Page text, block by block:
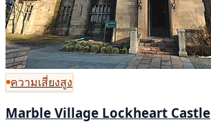
ความเสี่ยงสูง
Marble Village Lockheart Castle